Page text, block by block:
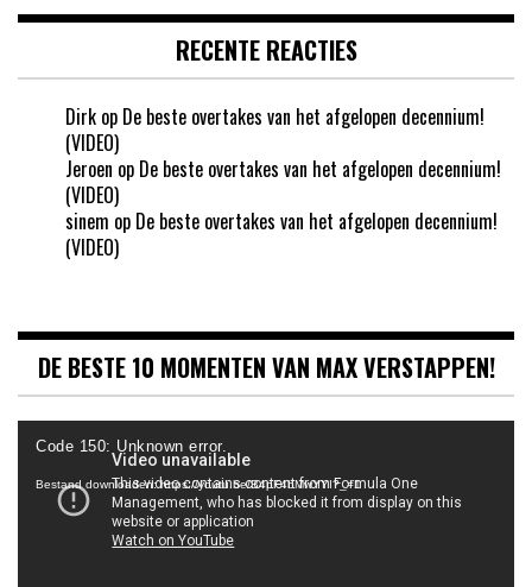
RECENTE REACTIES
Dirk op De beste overtakes van het afgelopen decennium!
(VIDEO)
Jeroen op De beste overtakes van het afgelopen decennium!
(VIDEO)
sinem op De beste overtakes van het afgelopen decennium!
(VIDEO)
DE BESTE 10 MOMENTEN VAN MAX VERSTAPPEN!
Videospeler
Code 150: Unknown error.
Bestand downloaden: https://youtu.be/B4pF4bMwYYI?_=1